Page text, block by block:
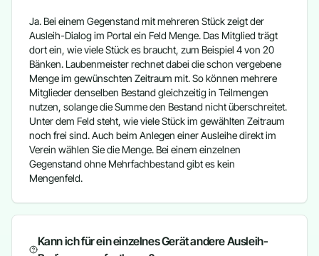
Ja. Bei einem Gegenstand mit mehreren Stück zeigt der
Ausleih-Dialog im Portal ein Feld Menge. Das Mitglied trägt
dort ein, wie viele Stück es braucht, zum Beispiel 4 von 20
Bänken. Laubenmeister rechnet dabei die schon vergebene
Menge im gewünschten Zeitraum mit. So können mehrere
Mitglieder denselben Bestand gleichzeitig in Teilmengen
nutzen, solange die Summe den Bestand nicht überschreitet.
Unter dem Feld steht, wie viele Stück im gewählten Zeitraum
noch frei sind. Auch beim Anlegen einer Ausleihe direkt im
Verein wählen Sie die Menge. Bei einem einzelnen
Gegenstand ohne Mehrfachbestand gibt es kein
Mengenfeld.
Kann ich für ein einzelnes Gerät andere Ausleih-